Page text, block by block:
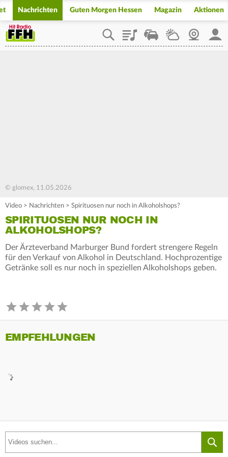
Nachrichten Guten Morgen Hessen Magazin Aktionen
PlaylistStaupilotWetterWebcam
© glomex, 11.05.2026
Video > Nachrichten > Spirituosen nur noch in Alkoholshops?
SPIRITUOSEN NUR NOCH IN
ALKOHOLSHOPS?
Der Ärzteverband Marburger Bund fordert strengere Regeln
für den Verkauf von Alkohol in Deutschland. Hochprozentige
Getränke soll es nur noch in speziellen Alkoholshops geben.
EMPFEHLUNGEN